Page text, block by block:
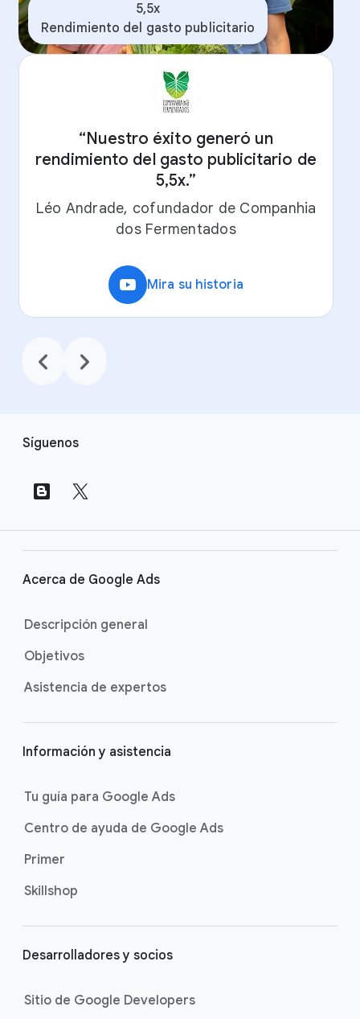
5,5x
Rendimiento del gasto publicitario
“Nuestro éxito generó un
rendimiento del gasto publicitario de
5,5x.”
Léo Andrade, cofundador de Companhia
dos Fermentados
video_youtube Mira su historia
chevron_backward chevron_forward
l
Síguenos
Acerca de Google Ads
Descripción general
Objetivos
Asistencia de expertos
Información y asistencia
Tu guía para Google Ads
Centro de ayuda de Google Ads
Primer
Skillshop
Desarrolladores y socios
Sitio de Google Developers